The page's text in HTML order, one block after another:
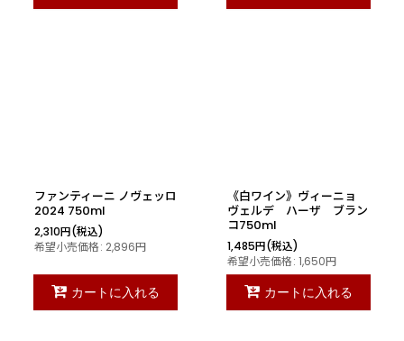
ファンティーニ ノヴェッロ
2024 750ml
2,310円(税込)
希望小売価格: 2,896円
カートに入れる
《白ワイン》ヴィーニョ
ヴェルデ ハーザ ブラン
コ750ml
1,485円(税込)
希望小売価格: 1,650円
カートに入れる